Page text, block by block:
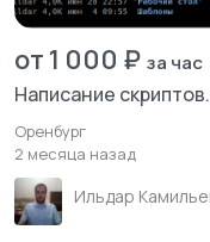
от 1 000 ₽ за час
Написание скриптов.
Оренбург
2 месяца назад